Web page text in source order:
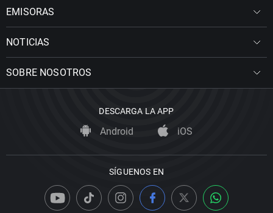
EMISORAS
NOTICIAS
SOBRE NOSOTROS
DESCARGA LA APP
Android iOS
SÍGUENOS EN